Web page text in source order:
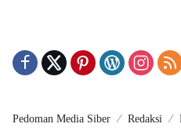
Pedoman Media Siber Redaksi